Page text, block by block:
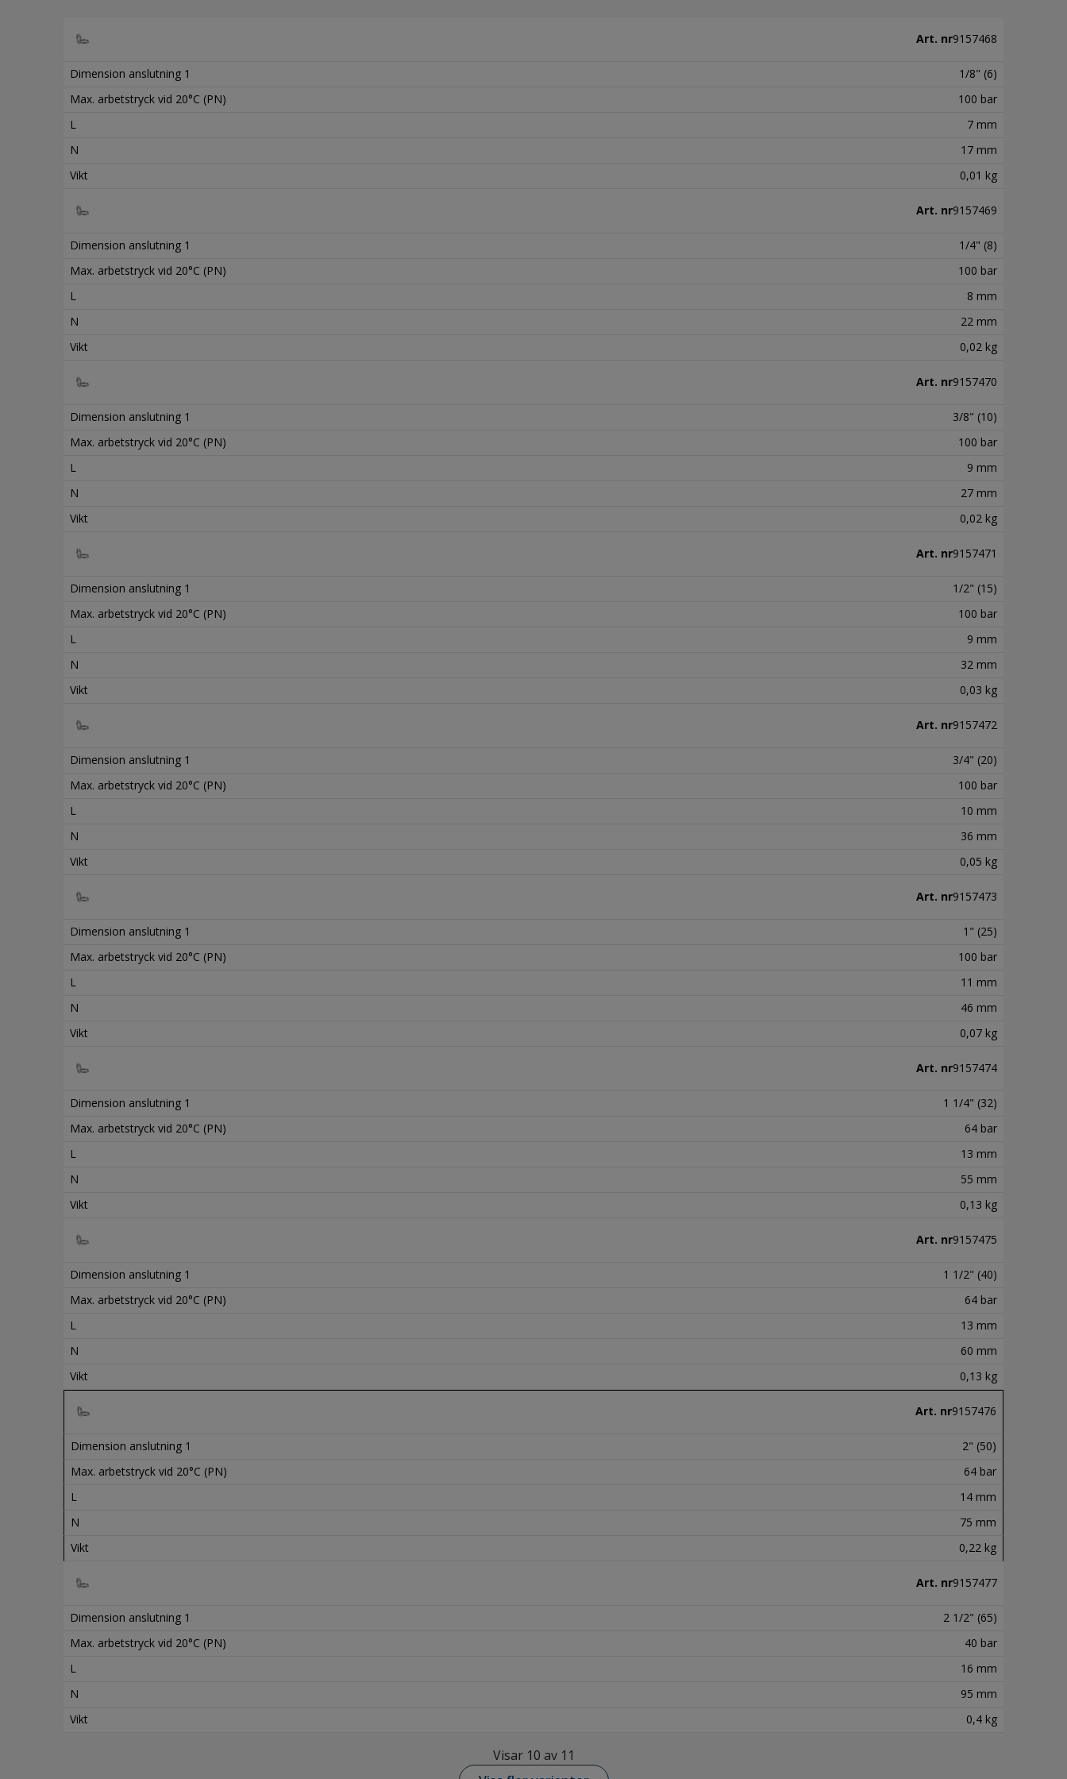
Art. nr9157468
Dimension anslutning 1
1/8" (6)
Max. arbetstryck vid 20°C (PN)
100 bar
L
7 mm
N
17 mm
Vikt
0,01 kg
Art. nr9157469
Dimension anslutning 1
1/4" (8)
Max. arbetstryck vid 20°C (PN)
100 bar
L
8 mm
N
22 mm
Vikt
0,02 kg
Art. nr9157470
Dimension anslutning 1
3/8" (10)
Max. arbetstryck vid 20°C (PN)
100 bar
L
9 mm
N
27 mm
Vikt
0,02 kg
Art. nr9157471
Dimension anslutning 1
1/2" (15)
Max. arbetstryck vid 20°C (PN)
100 bar
L
9 mm
N
32 mm
Vikt
0,03 kg
Art. nr9157472
Dimension anslutning 1
3/4" (20)
Max. arbetstryck vid 20°C (PN)
100 bar
L
10 mm
N
36 mm
Vikt
0,05 kg
Art. nr9157473
Dimension anslutning 1
1" (25)
Max. arbetstryck vid 20°C (PN)
100 bar
L
11 mm
N
46 mm
Vikt
0,07 kg
Art. nr9157474
Dimension anslutning 1
1 1/4" (32)
Max. arbetstryck vid 20°C (PN)
64 bar
L
13 mm
N
55 mm
Vikt
0,13 kg
Art. nr9157475
Dimension anslutning 1
1 1/2" (40)
Max. arbetstryck vid 20°C (PN)
64 bar
L
13 mm
N
60 mm
Vikt
0,13 kg
Art. nr9157476
Dimension anslutning 1
2" (50)
Max. arbetstryck vid 20°C (PN)
64 bar
L
14 mm
N
75 mm
Vikt
0,22 kg
Art. nr9157477
Dimension anslutning 1
2 1/2" (65)
Max. arbetstryck vid 20°C (PN)
40 bar
L
16 mm
N
95 mm
Vikt
0,4 kg
Visar 10 av 11